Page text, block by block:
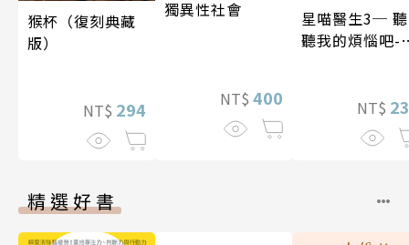
猴杯（復刻典藏
版）
NT$ 294
獨異性社會
NT$ 400
星喵醫生3─ 聽
聽我的煩惱吧-
NT$
精選好書